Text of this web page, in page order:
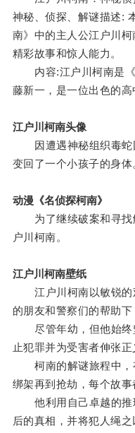
神秘、侦探、解谜描述:
南》中的主人公江户川
精彩故事和惊人能力。
内容:江户川柯南是《
藤新一，是一位出色的高
江户川柯南头像
因遭遇神秘组织毒蛇
变回了一个小孩子的身体
动漫《名侦探柯南》
为了继续破案和寻找
户川柯南。
江户川柯南壁纸
江户川柯南以敏锐的
的朋友和警察们的帮助
尽管年幼，但他始终
止犯罪并为受害者伸张正
柯南的解谜旅程中，
绑架再到抢劫，每个故事
他利用自己卓越的推
后的真相，并将犯人绳之